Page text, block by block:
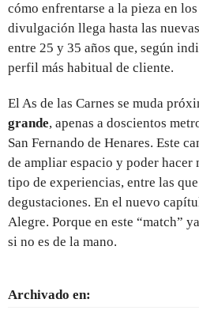
cómo enfrentarse a la pieza en
divulgación llega hasta las
entre 25 y 35 años que, según
perfil más habitual de cliente.
El As de las Carnes se muda
grande, apenas a doscientos
San Fernando de Henares. Este
de ampliar espacio y poder hacer
tipo de experiencias, entre las
degustaciones. En el nuevo
Alegre. Porque en este “match”
si no es de la mano.
Archivado en: